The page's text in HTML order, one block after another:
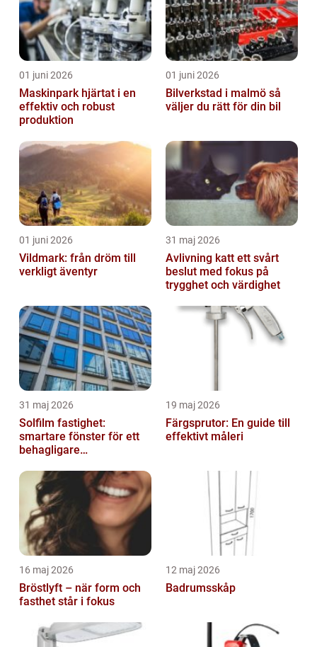
01 juni 2026
Maskinpark hjärtat i en
effektiv och robust
produktion
01 juni 2026
Bilverkstad i malmö så
väljer du rätt för din bil
01 juni 2026
Vildmark: från dröm till
verkligt äventyr
31 maj 2026
Avlivning katt ett svårt
beslut med fokus på
trygghet och värdighet
31 maj 2026
Solfilm fastighet:
smartare fönster för ett
behagligare
19 maj 2026
Färgsprutor: En guide till
effektivt måleri
16 maj 2026
Bröstlyft – när form och
fasthet står i fokus
12 maj 2026
Badrumsskåp